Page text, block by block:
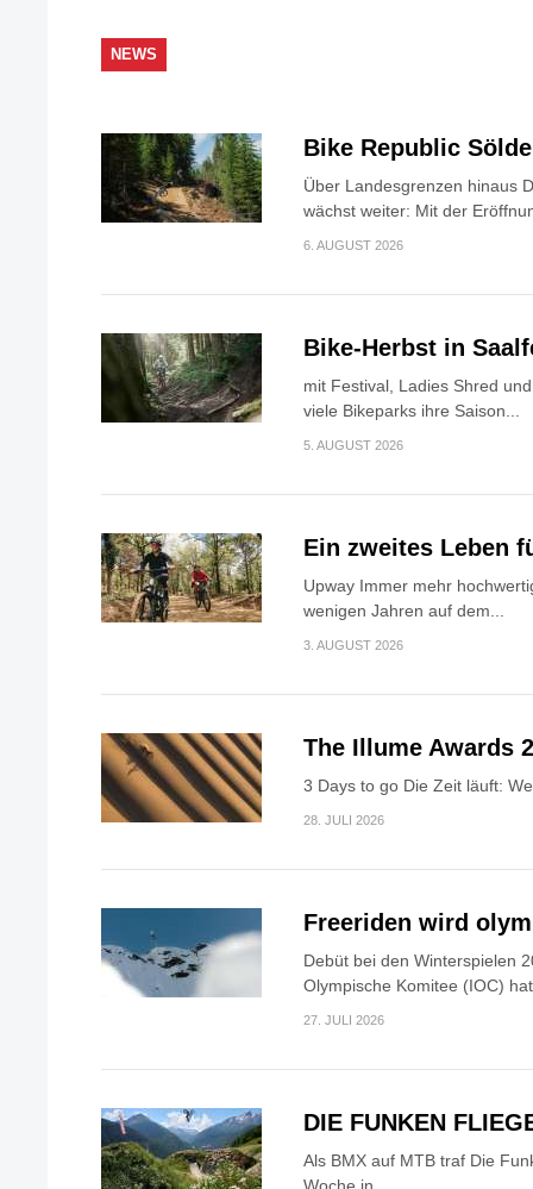
NEWS
Bike Republic
Über Landesgrenzen hinaus
wächst weiter: Mit der
6. AUGUST 2026
Bike-Herbst in
mit Festival, Ladies Shred
viele Bikeparks ihre Saison...
5. AUGUST 2026
Ein zweites Leben
Upway Immer mehr
wenigen Jahren auf dem...
3. AUGUST 2026
The Illume Awards
3 Days to go Die Zeit läuft:
28. JULI 2026
Freeriden wird
Debüt bei den Winterspielen
Olympische Komitee (IOC)
27. JULI 2026
DIE FUNKEN
Als BMX auf MTB traf Die